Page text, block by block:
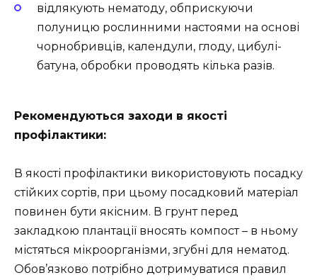
відлякують нематоду, обприскуючи
полуницю рослинними настоями на основі
чорнобривців, календули, глоду, цибулі-
батуна, обробки проводять кілька разів.
Рекомендуються заходи в якості
профілактики:
В якості профілактики використовують посадку
стійких сортів, при цьому посадковий матеріал
повинен бути якісним. В грунт перед
закладкою плантації вносять компост – в ньому
містяться мікроорганізми, згубні для нематод.
Обов’язково потрібно дотримуватися правил